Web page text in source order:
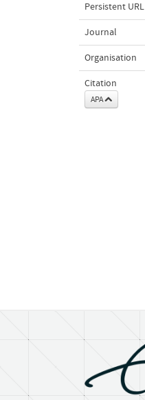
Persistent URL
Journal
Organisation
Citation
APA